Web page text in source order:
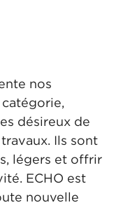
nos
désireux de
Ils sont
légers et offrir
ECHO est
nouvelle